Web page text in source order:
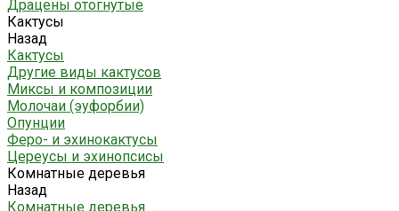
Драцены отогнутые
Кактусы
Назад
Кактусы
Другие виды кактусов
Миксы и композиции
Молочаи (эуфорбии)
Опунции
Феро- и эхинокактусы
Цереусы и эхинопсисы
Комнатные деревья
Назад
Комнатные деревья